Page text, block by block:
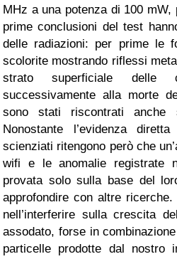
MHz a una potenza di 100
prime conclusioni del test
delle radiazioni: per prime le
scolorite mostrando riflessi
strato superficiale
successivamente alla morte
sono stati riscontrati anche
Nonostante l’evidenza
scienziati ritengono però che
wifi e le anomalie registrate
provata solo sulla base del
approfondire con altre
nell’interferire sulla crescita
assodato, forse in
particelle prodotte dal nostro